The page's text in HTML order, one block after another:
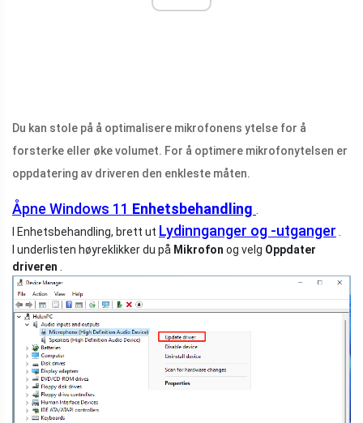
Du kan stole på å optimalisere mikrofonens ytelse for å
forsterke eller øke volumet. For å optimere mikrofonytelsen er
oppdatering av driveren den enkleste måten.
Åpne Windows 11 Enhetsbehandling .
I Enhetsbehandling, brett ut Lydinnganger og -utganger .
I underlisten høyreklikker du på Mikrofon og velg Oppdater
driveren .